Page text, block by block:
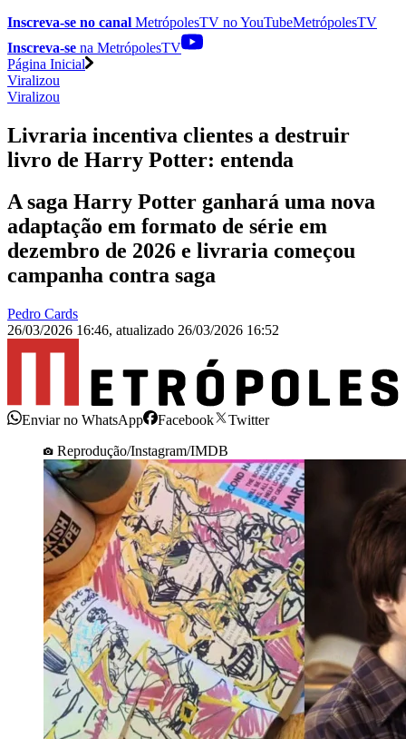
Inscreva-se no canal MetrópolesTV noYouTubeMetrópolesTV
Inscreva-se na MetrópolesTV
Página Inicial
Viralizou
Viralizou
Livraria incentiva clientes a destruir
livro de Harry Potter: entenda
A saga Harry Potter ganhará uma nova
adaptação em formato de série em
dezembro de 2026 e livraria começou
campanha contra saga
Pedro Cards
26/03/2026 16:46, atualizado 26/03/2026 16:52
Enviar no WhatsApp Facebook
Twitter
Reprodução/Instagram/IMDB